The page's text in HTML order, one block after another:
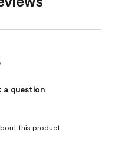
about this product.
a question
this product.